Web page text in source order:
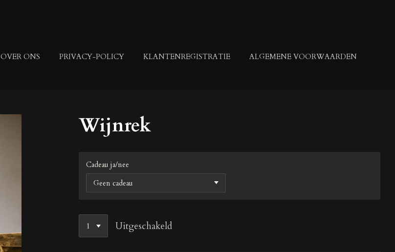
OVER ONS PRIVACY-POLICY KLANTENREGISTRATIE ALGEMENE VOORWAARDEN
Wijnrek
Cadeau ja/nee
Uitgeschakeld